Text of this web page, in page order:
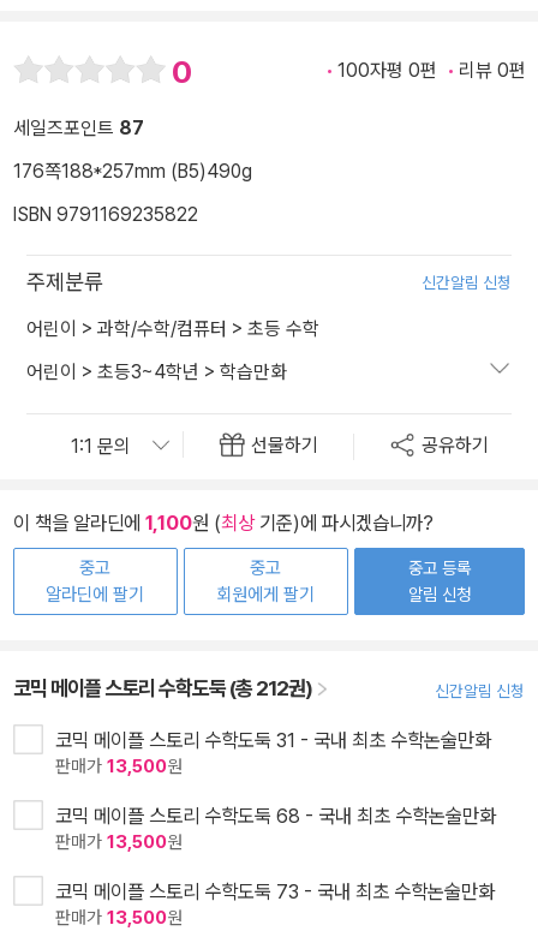
0 100자평 0편 리뷰 0편
세일즈포인트 87
176쪽188*257mm (B5)490g
ISBN 9791169235822
주제분류 신간알림 신청
어린이 > 과학/수학/컴퓨터 > 초등 수학
어린이 > 초등3~4학년 > 학습만화
선물하기 공유하기
이 책을 알라딘에 1,100원 (최상기준)에 파시겠습니까?
중고
알라딘에 팔기
중고
회원에게 팔기
중고 등록
알림 신청
코믹 메이플 스토리 수학도둑 (총 212권) 신간알림 신청
코믹 메이플 스토리 수학도둑 31 - 국내 최초 수학논술만화
판매가 13,500원
코믹 메이플 스토리 수학도둑 68 - 국내 최초 수학논술만화
판매가 13,500원
코믹 메이플 스토리 수학도둑 73 - 국내 최초 수학논술만화
판매가 13,500원